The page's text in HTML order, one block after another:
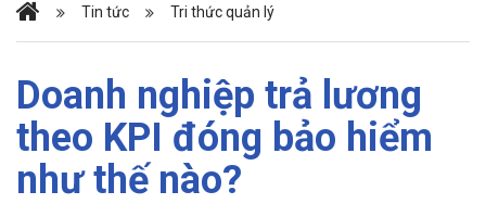
Tin tức Tri thức quản lý
Doanh nghiệp trả lương
theo KPI đóng bảo hiểm
như thế nào?